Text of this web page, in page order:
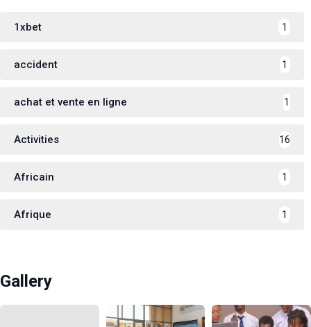
1xbet 1
accident 1
achat et vente en ligne 1
Activities 16
Africain 1
Afrique 1
Gallery